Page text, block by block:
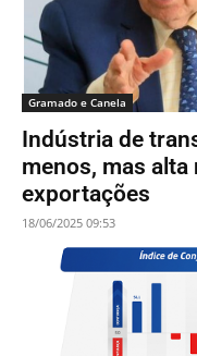
Gramado e Canela
Indústria de
menos, mas
exportações
18/06/2025 09:53